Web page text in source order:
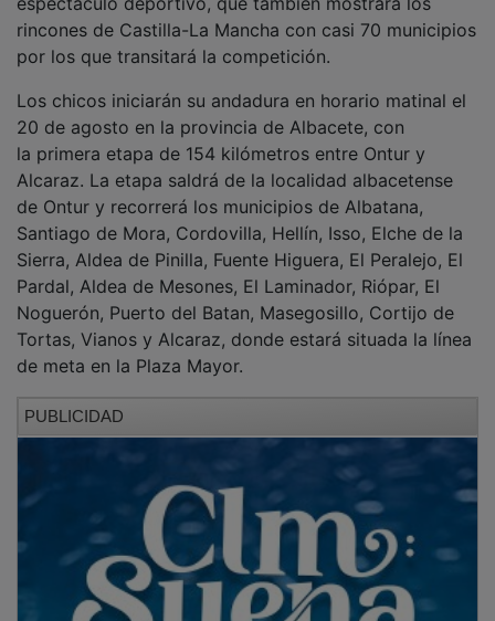
rincones de Castilla-La Mancha con casi 70 municipios
por los que transitará la competición.
20 de agosto en la provincia de Albacete, con
la primera etapa de 154 kilómetros entre Ontur y
Alcaraz. La etapa saldrá de la localidad albacetense
de Ontur y recorrerá los municipios de Albatana,
Santiago de Mora, Cordovilla, Hellín, Isso, Elche de la
Sierra, Aldea de Pinilla, Fuente Higuera, El Peralejo, El
Pardal, Aldea de Mesones, El Laminador, Riópar, El
Noguerón, Puerto del Batan, Masegosillo, Cortijo de
Tortas, Vianos y Alcaraz, donde estará situada la línea
de meta en la Plaza Mayor.